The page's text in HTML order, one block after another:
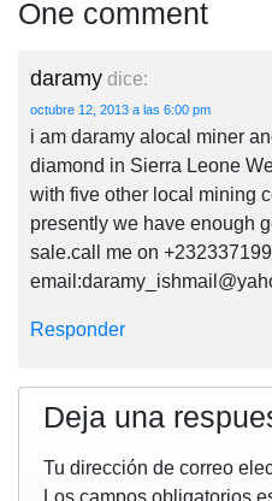
One comment
daramy dice:
octubre 12, 2013 a las 6:00 pm
i am daramy alocal miner
diamond in Sierra Leone
with five other local mining
presently we have enough
sale.call me on
email:
Responder
Deja una
Tu dirección de correo
Los campos obligatorios